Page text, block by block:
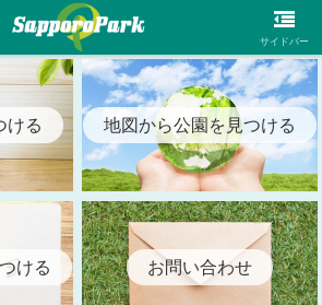
報を検索出来る札幌パーク（SapporoPark）
ける 地図から公園を見つける
ける お問い合わせ
サイドバー